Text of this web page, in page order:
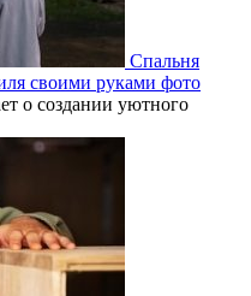
Спальня
своими руками фото
о создании уютного